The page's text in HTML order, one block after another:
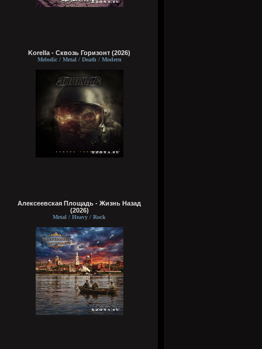
Korella - Сквозь Горизонт (2026)
Melodic / Metal / Death / Modern
Алексеевская Площадь - Жизнь Назад
(2026)
Metal / Heavy / Rock